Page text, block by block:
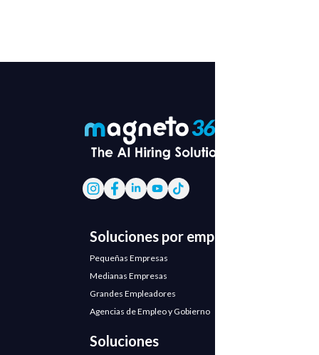
Soluciones por empresa
Pequeñas Empresas
Medianas Empresas
Grandes Empleadores
Agencias de Empleo y Gobierno
Soluciones